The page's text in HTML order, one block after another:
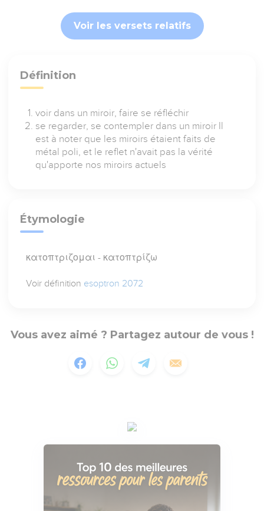
Voir les versets relatifs
Définition
voir dans un miroir, faire se réfléchir
se regarder, se contempler dans un miroir Il
est à noter que les miroirs étaient faits de
métal poli, et le reflet n'avait pas la vérité
qu'apporte nos miroirs actuels
Étymologie
κατοπτριζομαι - κατοπτρίζω
Voir définition esoptron 2072
Vous avez aimé ? Partagez autour de vous !